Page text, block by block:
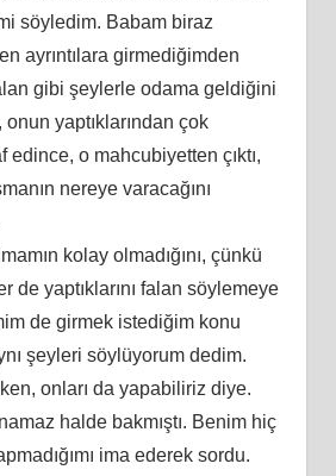
söyledim. Babam biraz
ayrıntılara girmediğimden
gibi şeylerle odama geldiğini
yaptıklarından çok
edince, o mahcubiyetten çıktı,
nereye varacağını
kolay olmadığını, çünkü
de yaptıklarını falan söylemeye
de girmek istediğim konu
şeyleri söylüyorum dedim.
onları da yapabiliriz diye.
halde bakmıştı. Benim hiç
ima ederek sordu.